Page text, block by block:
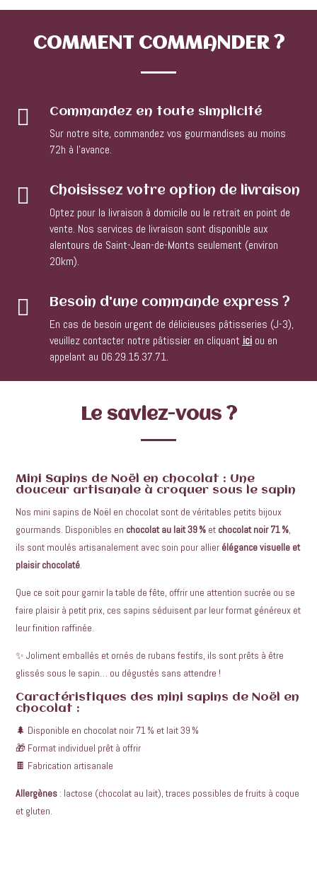
COMMENTCOMMANDER ?
 Commandez en toute simplicité
Sur notre site, commandez vos gourmandises au moins
72h à l’avance.
 Choisissez votre option de livraison
Optez pour la livraison à domicile ou le retrait en point de
vente. Nos services de livraison sont disponible aux
alentours de Saint-Jean-de-Monts seulement (environ
20km).
 Besoin d'une commande express ?
En cas de besoin urgent de délicieuses pâtisseries (J-3),
veuillez contacter notre pâtissier en cliquant iciou en
appelant au 06.29.15.37.71.
Le saviez-vous ?
Mini Sapins de Noël en chocolat : Une
douceur artisanale à croquer sous le sapin
Nos mini sapins de Noël en chocolat sont de véritables petits bijoux
gourmands. Disponibles en chocolat au lait 39 % et chocolat noir 71 %,
ils sont moulés artisanalement avec soin pour allier élégance visuelle et
plaisir chocolaté.
Que ce soit pour garnir la table de fête, offrir une attention sucrée ou se
faire plaisir à petit prix, ces sapins séduisent par leur format généreux et
leur finition raffinée.
✨ Joliment emballés et ornés de rubans festifs, ils sont prêts à être
glissés sous le sapin… ou dégustés sans attendre !
Caractéristiques des mini sapins de Noël en
chocolat :
🌲 Disponible en chocolat noir 71 % et lait 39 %
🎁 Format individuel prêt à offrir
🍫 Fabrication artisanale
Allergènes : lactose (chocolat au lait), traces possibles de fruits à coque
et gluten.